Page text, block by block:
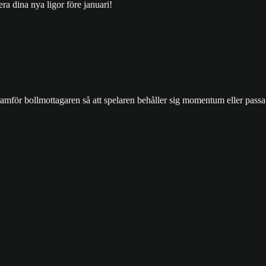
dina nya ligor före januari!
bollmottagaren så att spelaren behåller sig momentum eller passa